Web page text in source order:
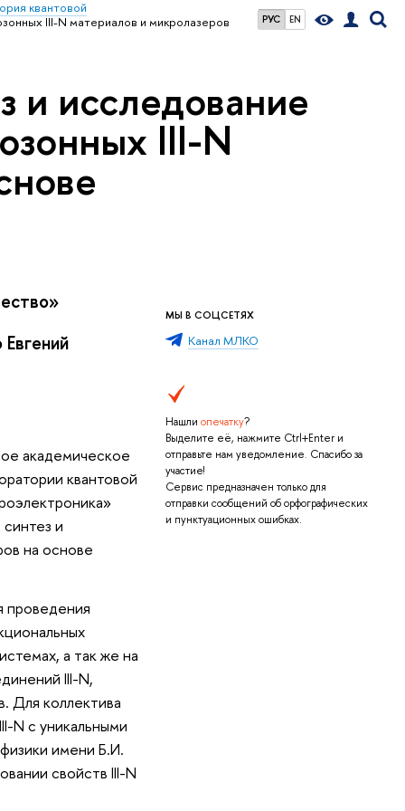
РУС EN
квантовой
III-N материалов и микролазеров
и исследование
III-N
МЫ В СОЦСЕТЯХ
Канал МЛКО
Нашли опечатку?
Выделите её, нажмите Ctrl+Enter и
отправьте нам уведомление. Спасибо за
участие!
Сервис предназначен только для
отправки сообщений об орфографических
и пунктуационных ошибках.
академическое
квантовой
и
на основе
проведения
а так же на
III-N,
Для коллектива
N с уникальными
имени Б.И.
свойств III-N